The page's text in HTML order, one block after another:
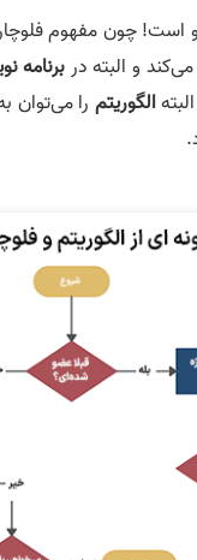
است! چون مفهوم
و البته در برنامه
الگوریتم را می‌توان